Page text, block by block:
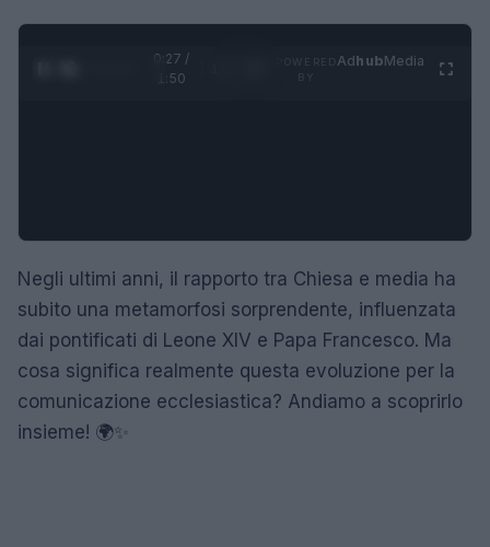
0:28 /
1:50
AdhubMedia
Negli ultimi anni, il rapporto tra Chiesa e media ha
subito una metamorfosi sorprendente, influenzata
dai pontificati di Leone XIV e Papa Francesco. Ma
cosa significa realmente questa evoluzione per la
comunicazione ecclesiastica? Andiamo a scoprirlo
insieme! 🌍✨